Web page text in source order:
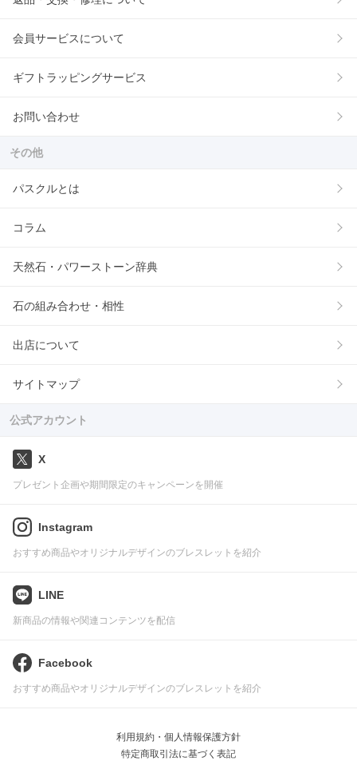
会員サービスについて
ギフトラッピングサービス
お問い合わせ
その他
パスクルとは
コラム
天然石・パワーストーン辞典
石の組み合わせ・相性
出店について
サイトマップ
公式アカウント
X
プレゼント企画や期間限定のキャンペーンを開催
Instagram
おすすめ商品やオリジナルデザインのブレスレットを紹介
LINE
新商品の情報や関連コンテンツを配信
Facebook
おすすめ商品やオリジナルデザインのブレスレットを紹介
利用規約・個人情報保護方針
特定商取引法に基づく表記